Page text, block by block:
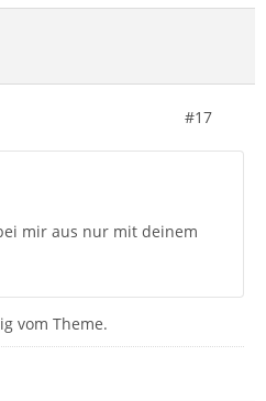
#17
mir aus nur mit deinem
vom Theme.